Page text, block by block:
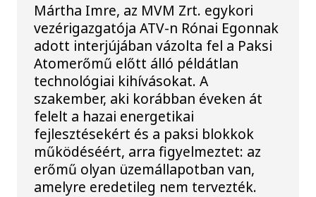
Mártha Imre, az MVM Zrt. egykori
vezérigazgatója ATV-n Rónai Egonnak
adott interjújában vázolta fel a Paksi
Atomerőmű előtt álló példátlan
technológiai kihívásokat. A
szakember, aki korábban éveken át
felelt a hazai energetikai
fejlesztésekért és a paksi blokkok
működéséért, arra figyelmeztet: az
erőmű olyan üzemállapotban van,
amelyre eredetileg nem tervezték.